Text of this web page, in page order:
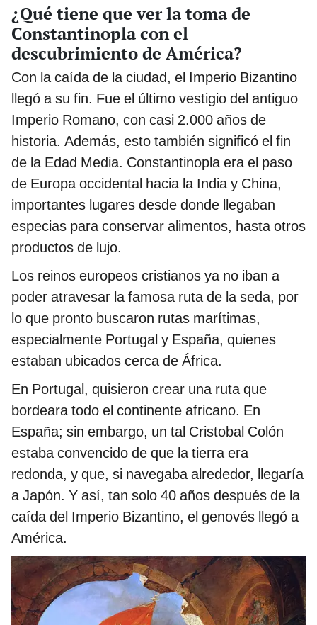
¿Qué tiene que ver la toma de
Constantinopla con el
descubrimiento de América?
Con la caída de la ciudad, el Imperio Bizantino
llegó a su fin. Fue el último vestigio del antiguo
Imperio Romano, con casi 2.000 años de
historia. Además, esto también significó el fin
de la Edad Media. Constantinopla era el paso
de Europa occidental hacia la India y China,
importantes lugares desde donde llegaban
especias para conservar alimentos, hasta otros
productos de lujo.
Los reinos europeos cristianos ya no iban a
poder atravesar la famosa ruta de la seda, por
lo que pronto buscaron rutas marítimas,
especialmente Portugal y España, quienes
estaban ubicados cerca de África.
En Portugal, quisieron crear una ruta que
bordeara todo el continente africano. En
España; sin embargo, un tal Cristobal Colón
estaba convencido de que la tierra era
redonda, y que, si navegaba alrededor, llegaría
a Japón. Y así, tan solo 40 años después de la
caída del Imperio Bizantino, el genovés llegó a
América.